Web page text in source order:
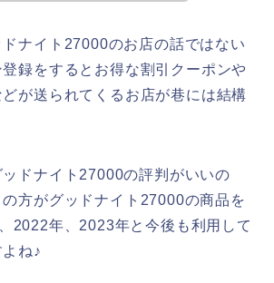
ナイト27000のお店の話ではない
録をするとお得な割引クーポンや
が送られてくるお店が巷には結構
ドナイト27000の評判がいいの
方がグッドナイト27000の商品を
2022年、2023年と今後も利用して
ね♪